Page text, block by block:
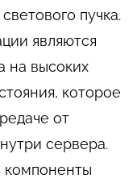
пучка.
являются
на высоких
которое
от
сервера.
компоненты